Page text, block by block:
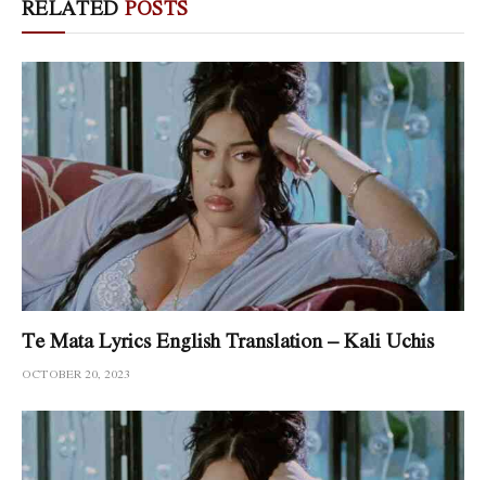
RELATED POSTS
Te Mata Lyrics English Translation – Kali Uchis
OCTOBER 20, 2023